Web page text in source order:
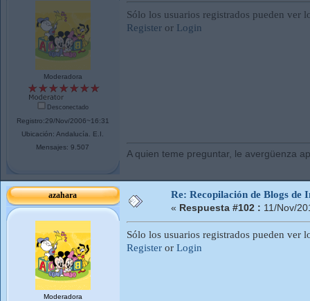
Moderadora
Desconectado
Registro:29/Nov/2006~16:31
Ubicación: Andalucí­a. E.I.
Mensajes: 9.507
Sólo los usuarios registrados pueden ver
Register or Login
A quien teme preguntar, le avergüenza
azahara
Moderadora
Re: Recopilación de Blogs de
« Respuesta #102 : 11/Nov/
Sólo los usuarios registrados pueden ver
Register or Login